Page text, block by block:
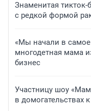
Знаменитая тикток-
с редкой формой
«Мы начали в самое
многодетная мама
бизнес
Участницу шоу
в домогательствах